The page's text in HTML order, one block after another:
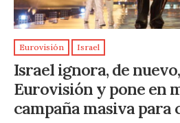
Eurovisión Israel
Israel ignora, de
Eurovisión y pone en
campaña masiva para